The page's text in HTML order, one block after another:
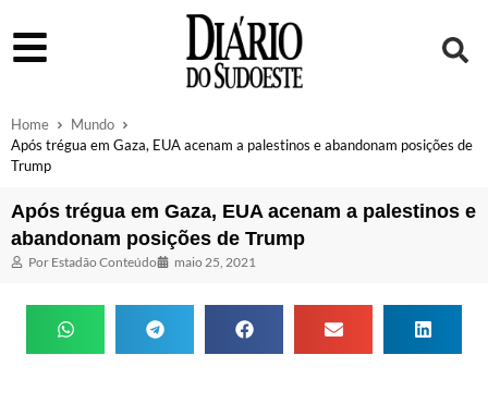
Home
Mundo
Após trégua em Gaza, EUA acenam a palestinos e abandonam posições de
Trump
Após trégua em Gaza, EUA acenam a palestinos e
abandonam posições de Trump
Por Estadão Conteúdo maio 25, 2021